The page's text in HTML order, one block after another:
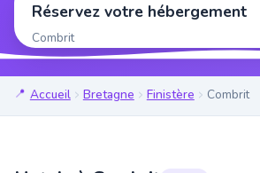
Réservez votre hébergement
Combrit
Accueil Bretagne Finistère Combrit